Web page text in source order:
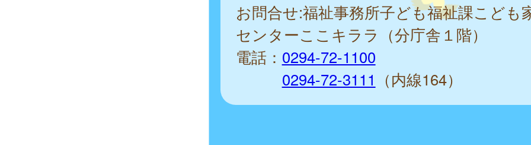
お問合せ:福祉事務所子ども福祉課こども
センターここキララ（分庁舎１階）
電話： 0294-72-1100
0294-72-3111
（内線164）